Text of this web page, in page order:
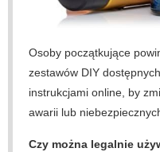
Osoby początkujące
zestawów DIY
instrukcjami online, by
awarii lub
Czy można legalnie